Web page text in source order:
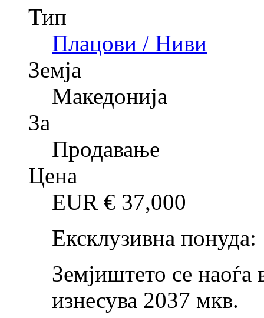
Тип
Плацови / Ниви
Земја
Македонија
За
Продавање
Цена
EUR € 37,000
Ексклузивна понуда:
Земјиштето се
изнесува 2037 мкв.